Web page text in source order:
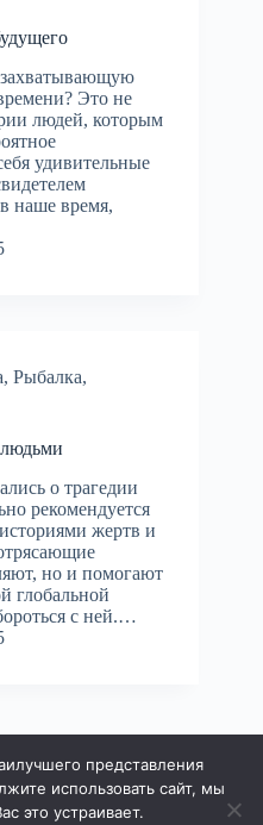
захватывающую
Это не
людей, которым
удивительные
наше время,
, Рыбалка,
о трагедии
рекомендуется
жертв и
но и помогают
глобальной
с ней.…
представления
использовать сайт, мы
это устраивает.